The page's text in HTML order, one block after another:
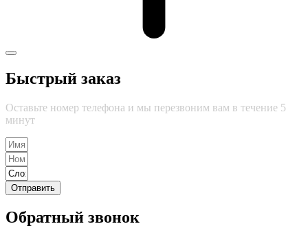
Быстрый заказ
Оставьте номер телефона и мы перезвоним вам в течение 5
минут
Отправить
Обратный звонок